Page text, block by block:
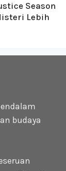
Season
Lebih
budaya